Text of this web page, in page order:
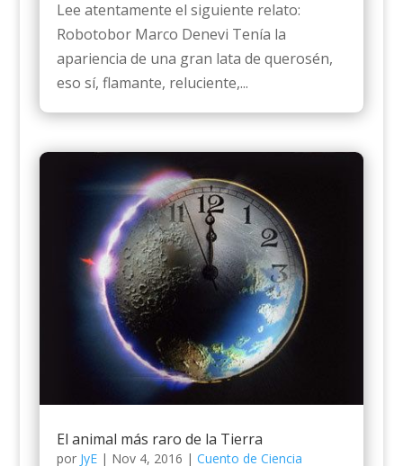
Lee atentamente el siguiente relato:
Robotobor Marco Denevi Tenía la
apariencia de una gran lata de querosén,
eso sí, flamante, reluciente,...
El animal más raro de la Tierra
por JyE| Nov 4, 2016 | Cuento de Ciencia